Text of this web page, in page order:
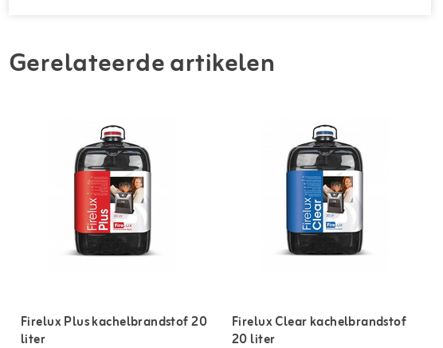
Gerelateerde artikelen
Firelux Plus kachelbrandstof 20
liter
Firelux Clear kachelbrandstof
20 liter